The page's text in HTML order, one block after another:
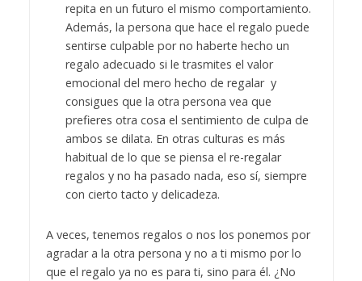
repita en un futuro el mismo comportamiento.
Además, la persona que hace el regalo puede
sentirse culpable por no haberte hecho un
regalo adecuado si le trasmites el valor
emocional del mero hecho de regalar y
consigues que la otra persona vea que
prefieres otra cosa el sentimiento de culpa de
ambos se dilata. En otras culturas es más
habitual de lo que se piensa el re-regalar
regalos y no ha pasado nada, eso sí, siempre
con cierto tacto y delicadeza.
A veces, tenemos regalos o nos los ponemos por
agradar a la otra persona y no a ti mismo por lo
que el regalo ya no es para ti, sino para él. ¿No